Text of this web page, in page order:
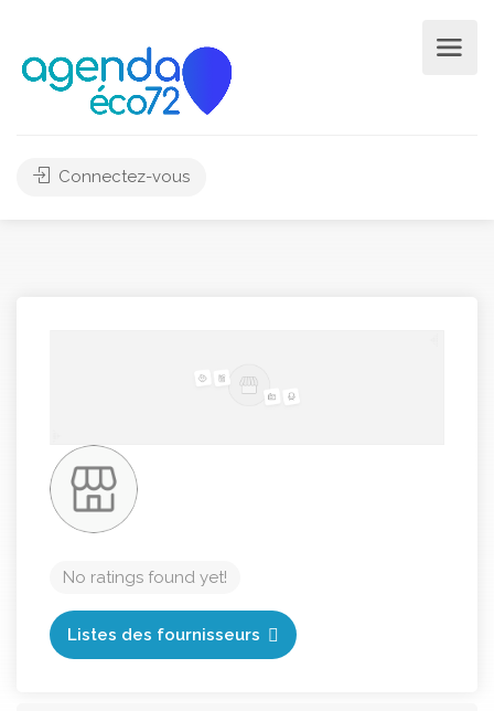
Connectez-vous
No ratings found yet!
Listes des fournisseurs